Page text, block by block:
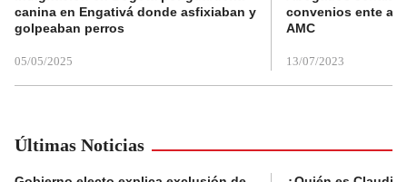
canina en Engativá donde asfixiaban y
golpeaban perros
05/05/2025
convenios ente
AMC
13/07/2023
Últimas Noticias